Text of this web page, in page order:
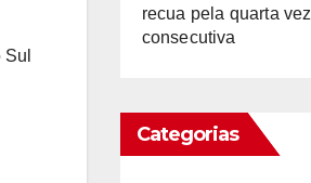
recua pela quarta vez
consecutiva
Categorias